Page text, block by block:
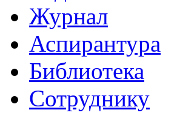
Журнал
Аспирантура
Библиотека
Сотруднику